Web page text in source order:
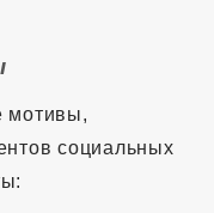
мотивы,
социальных